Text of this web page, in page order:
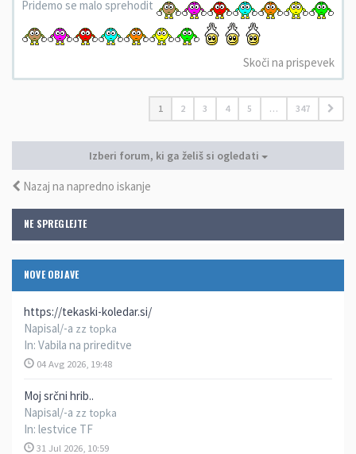
NE SPREGLEJTE
NOVE OBJAVE
https://tekaski-koledar.si/
Napisal/-a zz topka
In: Vabila na prireditve
04 Avg 2026, 19:48
Moj srčni hrib..
Napisal/-a zz topka
In: lestvice TF
31 Jul 2026, 10:59
Pridemo se malo sprehodit
Skoči na prispevek
1 2 3 4 5 … 347
Izberi forum, ki ga želiš si ogledati
Nazaj na napredno iskanje